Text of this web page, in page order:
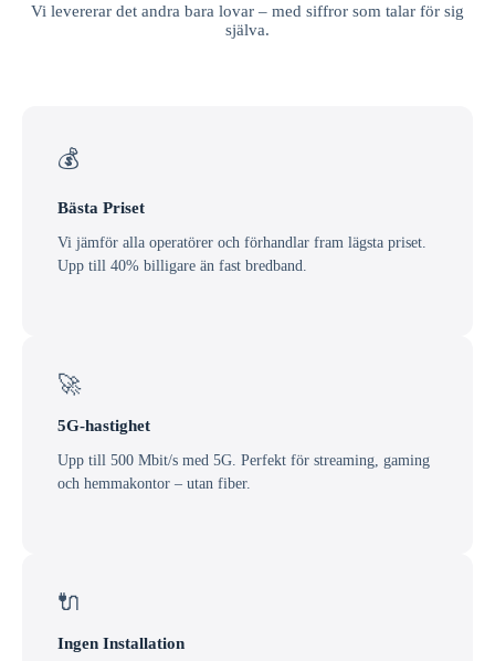
Vi levererar det andra bara lovar – med siffror som talar för sig
själva.
💰
Bästa Priset
Vi jämför alla operatörer och förhandlar fram lägsta priset.
Upp till 40% billigare än fast bredband.
🚀
5G-hastighet
Upp till 500 Mbit/s med 5G. Perfekt för streaming, gaming
och hemmakontor – utan fiber.
🔌
Ingen Installation